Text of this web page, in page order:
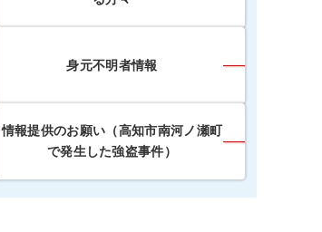
身元不明者情報
情報提供のお願い（高知市南河ノ瀬町
で発生した強盗事件）